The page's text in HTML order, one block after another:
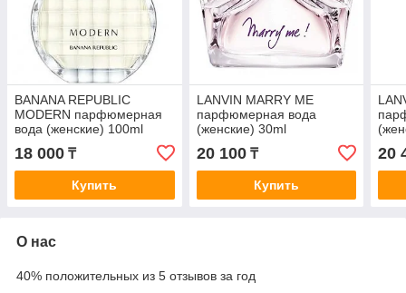
BANANA REPUBLIC
MODERN парфюмерная
вода (женские) 100ml
18 000 ₸
Купить
LANVIN MARRY ME
парфюмерная вода
(женские) 30ml
20 100₸
Купить
20
О нас
40% положительных из 5 отзывов за год